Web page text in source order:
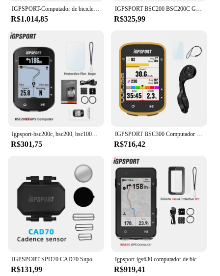
R$1.014,85
IGPSPORT BSC200 BSC200C GPS ANT + Sensores de computador para bicicleta de ciclismo Rota de bicicleta Navegação Odômetro sem fio
R$325,99
R$301,75 R$716,42
R$131,99
Igpsport-igs630 computador de bicicleta, gps, computador global, computador, navegação, ciclismo, velocímetro, velocímetro, eletrônico, odômetro
R$919,41